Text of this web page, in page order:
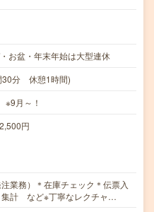
お盆・年末年始は大型連休
30分 休憩1時間)
月～！
円
業務）＊在庫チェック＊伝票入
集計 など※丁寧なレクチャ…